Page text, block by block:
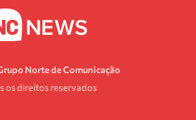
Norte de Comunicação
os direitos reservados